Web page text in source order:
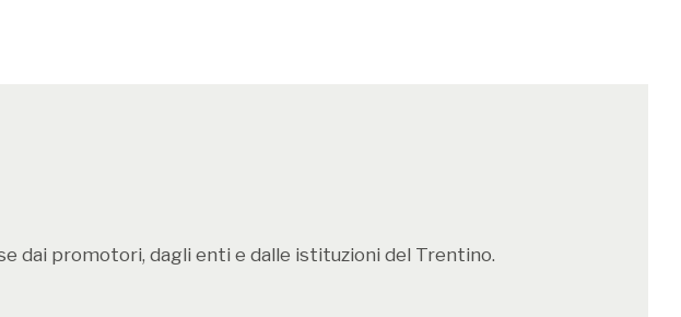
dai promotori, dagli enti e dalle istituzioni del Trentino.